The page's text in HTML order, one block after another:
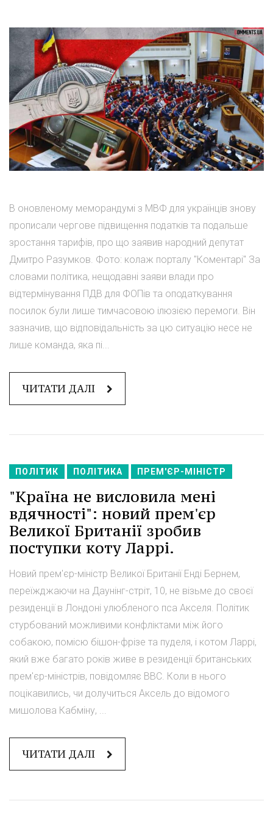
В оновленому меморандумі з МВФ для українців знову
прописали чергове підвищення податків та подальше
зростання тарифів, про що заявив народний депутат
Дмитро Разумков. Фото: колаж порталу "Коментарі" За
словами політика, нещодавні заяви влади про
відтермінування ПДВ для ФОПів та оподаткування
посилок були лише тимчасовою ілюзією перемоги. Він
зазначив, що відповідальність за цю ситуацію несе не
лише команда, яка пі...
ЧИТАТИ ДАЛІ
ПОЛІТИК ПОЛІТИКА ПРЕМ'ЄР-МІНІСТР
"Країна не висловила мені
вдячності": новий прем'єр
Великої Британії зробив
поступки коту Ларрі.
Новий прем'єр-міністр Великої Британії Енді Бернем,
переїжджаючи на Даунінг-стріт, 10, не візьме до своєї
резиденції в Лондоні улюбленого пса Акселя. Політик
стурбований можливими конфліктами між його
собакою, помісю бішон-фрізе та пуделя, і котом Ларрі,
який вже багато років живе в резиденції британських
прем'єр-міністрів, повідомляє ВВС. Коли в нього
поцікавились, чи долучиться Аксель до відомого
мишолова Кабміну, ...
ЧИТАТИ ДАЛІ